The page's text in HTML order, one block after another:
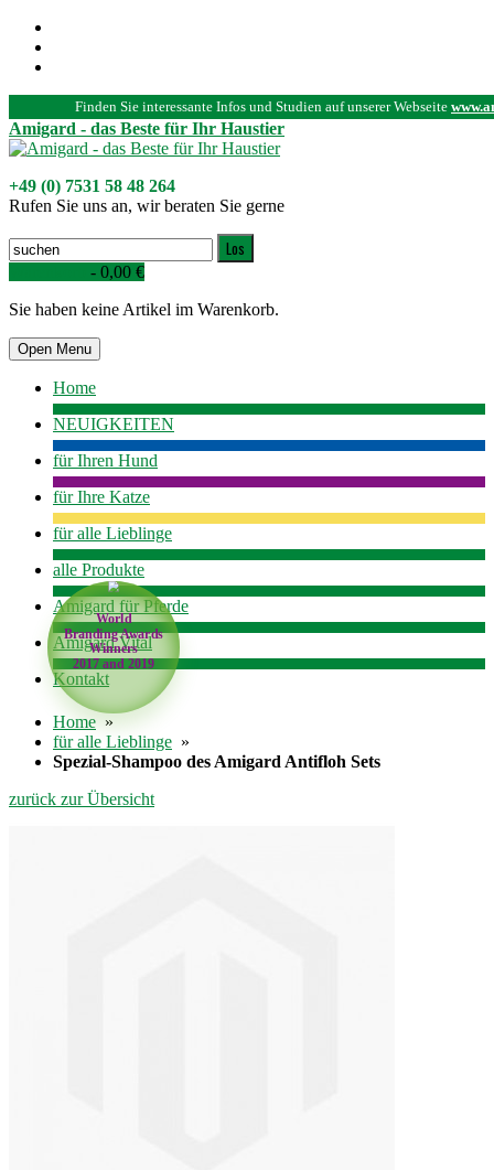
Finden Sie interessante Infos und Studien auf unserer Webseite
Amigard - das Beste für Ihr Haustier
+49 (0) 7531 58 48 264
Rufen Sie uns an, wir beraten Sie gerne
Los
- 0,00 €
Sie haben keine Artikel im Warenkorb.
Open Menu
Home
NEUIGKEITEN
für Ihren Hund
für Ihre Katze
für alle Lieblinge
alle Produkte
Amigard für Pferde
Amigard Vital
Kontakt
Home »
für alle Lieblinge »
Spezial-Shampoo des Amigard Antifloh Sets
World
Branding Awards
Winners
2017 and 2019
zurück zur Übersicht